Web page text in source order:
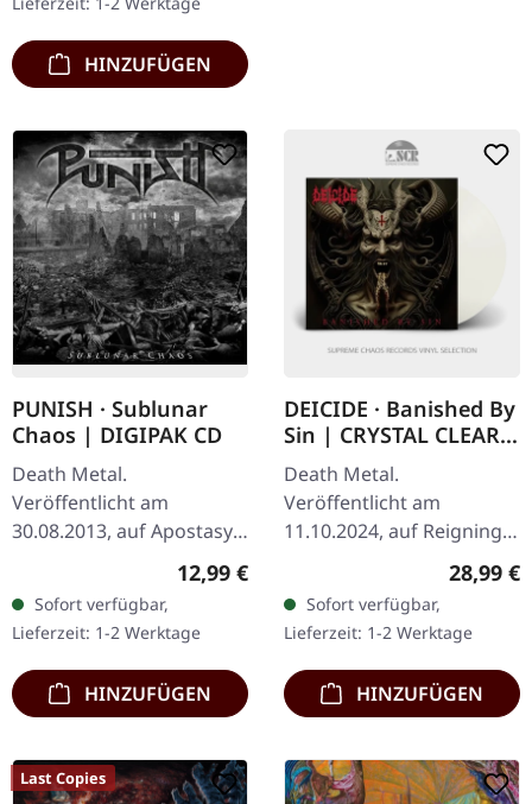
Splattern im Standard-
Cover.…
HINZUFÜGEN
PUNISH · Sublunar
Chaos | DIGIPAK CD
Death Metal.
Veröffentlicht am
30.08.2013, auf Apostasy
Records. CD im DigiPak.
"Sublunar Chaos" einen
vernichtenden Schlag
gegen…
Regulärer Preis:
12,99 €
Sofort verfügbar,
Lieferzeit: 1-2 Werktage
HINZUFÜGEN
DEICIDE · Banished By
Sin | CRYSTAL CLEAR
LP
Death Metal.
Veröffentlicht am
11.10.2024, auf Reigning
Kristallklares Vinyl im
Gatefold-Cover mit
beidseitig bedrucktem
Innersleeve…
28,99 €
Sofort verfügbar,
Lieferzeit: 1-2 Werktage
HINZUFÜGEN
Last Copies